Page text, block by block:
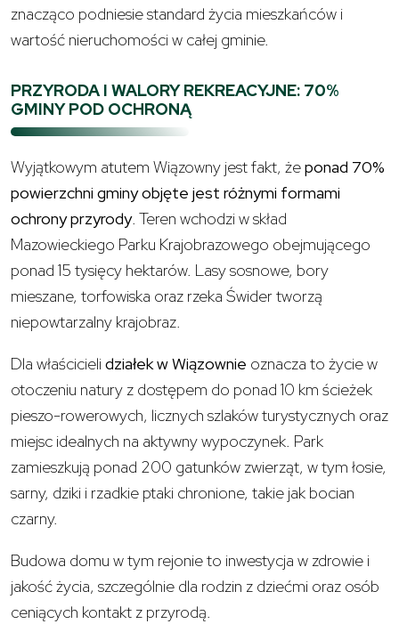
znacząco podniesie standard życia mieszkańców i
wartość nieruchomości w całej gminie.
PRZYRODA I WALORY REKREACYJNE: 70%
GMINY POD OCHRONĄ
Wyjątkowym atutem Wiązowny jest fakt, żeponad 70%
powierzchni gminy objęte jest różnymi formami
ochrony przyrody. Teren wchodzi w skład
Mazowieckiego Parku Krajobrazowego obejmującego
ponad 15 tysięcy hektarów. Lasy sosnowe, bory
mieszane, torfowiska oraz rzeka Świder tworzą
niepowtarzalny krajobraz.
Dla właścicielidziałek w Wiązownie oznacza to życie w
otoczeniu natury z dostępem do ponad 10 km ścieżek
pieszo-rowerowych, licznych szlaków turystycznych oraz
miejsc idealnych na aktywny wypoczynek. Park
zamieszkują ponad 200 gatunków zwierząt, w tym łosie,
sarny, dziki i rzadkie ptaki chronione, takie jak bocian
czarny.
Budowa domu w tym rejonie to inwestycja w zdrowie i
jakość życia, szczególnie dla rodzin z dziećmi oraz osób
ceniących kontakt z przyrodą.